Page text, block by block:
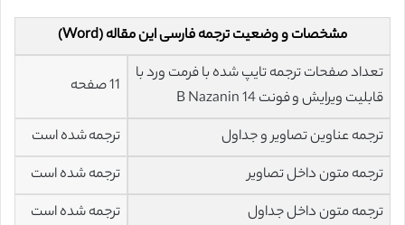
مشخصات و وضعیت ترجمه فارسی این مقاله (Word)
تعداد صفحات ترجمه تایپ شده با فرمت ورد با
قابلیت ویرایش و فونت 14 B Nazanin
11 صفحه
ترجمه عناوین تصاویر و جداول
ترجمه شده است
ترجمه متون داخل تصاویر
ترجمه شده است
ترجمه متون داخل جداول
ترجمه شده است